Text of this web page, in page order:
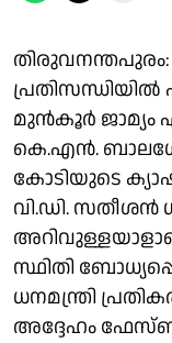
തിരുവനന്തപുരം:
മുൻകൂർ ജാമ്യം
കെ.എൻ.
കോടിയുടെ
വി.ഡി. സതീശൻ
സ്ഥിതി
ധനമന്ത്രി
അദ്ദേഹം